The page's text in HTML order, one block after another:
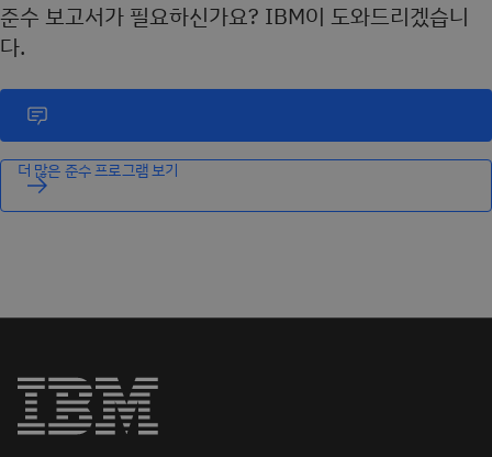
준수 보고서가 필요하신가요? IBM이 도와드리겠습니
다.
더 많은 준수 프로그램 보기